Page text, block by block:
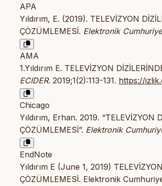
APA
Yıldırım, E. (2019). TELEVİZYON
ÇÖZÜMLEMESİ. Elektronik
AMA
1.Yıldırım E. TELEVİZYON
ECIDER. 2019;1(2):113-131. https://
Chicago
Yıldırım, Erhan. 2019.
ÇÖZÜMLEMESİ”. Elektronik
EndNote
Yıldırım E (June 1, 2019)
ÇÖZÜMLEMESİ. Elektronik